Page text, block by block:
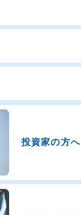
投資家の方へ